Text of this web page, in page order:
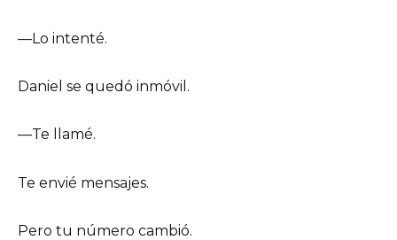
—Lo intenté.
Daniel se quedó inmóvil.
—Te llamé.
Te envié mensajes.
Pero tu número cambió.